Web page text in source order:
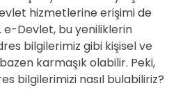
hizmetlerine erişimi de
e-Devlet, bu yeniliklerin
bilgilerimiz gibi kişisel ve
karmaşık olabilir. Peki,
bilgilerimizi nasıl bulabiliriz?